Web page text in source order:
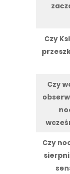
Czy
Czy
Czy